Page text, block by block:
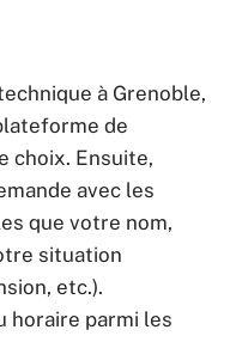
à Grenoble,
de
choix. Ensuite,
avec les
que votre nom,
situation
etc.).
horaire parmi les